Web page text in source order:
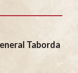
Taborda